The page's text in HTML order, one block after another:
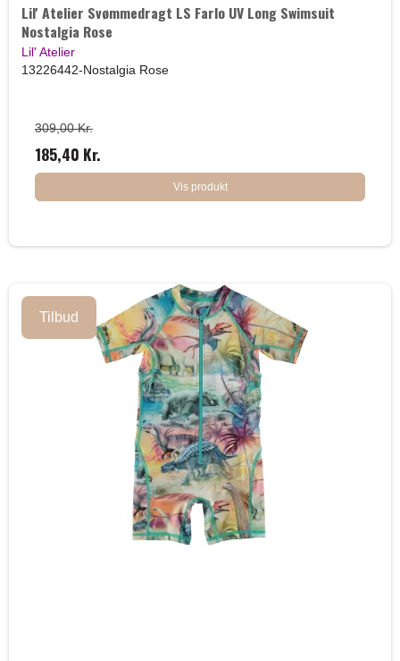
Lil' Atelier Svømmedragt LS Farlo UV Long Swimsuit
Nostalgia Rose
Lil' Atelier
13226442-Nostalgia Rose
309,00 Kr.
185,40 Kr.
Vis produkt
Tilbud